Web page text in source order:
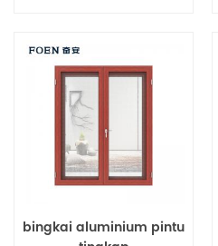
bingkai aluminium pintu